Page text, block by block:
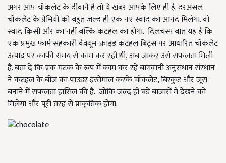
अगर आप चॉकलेट के दीवाने है तो ये खबर आपके लिए ही है. दरअसल
चॉकलेट के प्रेमियों को बहुत जल्द ही एक नए स्वाद का आनंद मिलेगा. वो
स्वाद किसी और का नहीं बल्कि कटहल का होगा. दिलचस्प बात यह है कि
एक प्रमुख फार्म सहकारी वैक्यूम-फ्राइड कटहल बिट्स पर आधारित चॉकलेट
उत्पाद पर काफी समय से काम कर रही थी, अब जाकर उसे सफलता मिली
है. बता दे कि एक घटक के रूप में काम कर रहे बागवानी अनुसंधान संस्थान
ने कटहल के बीज का पाउडर इस्तेमाल करके चॉकलेट, बिस्कुट और जूस
बनाने में सफलता हासिल की है. जोकि जल्द ही बड़े बाजारों में देखने को
मिलेगा और पूरी तरह से प्राकृतिक होगा.